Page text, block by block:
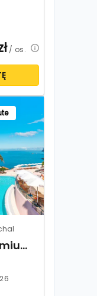
/ os.
Pestana Royal Premium All Inclusive Ocean & Spa